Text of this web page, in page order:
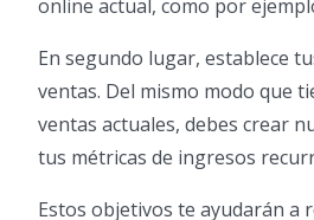
online actual, como por
En segundo lugar, establece
ventas. Del mismo modo que
ventas actuales, debes crear
tus métricas de ingresos
Estos objetivos te ayudarán a